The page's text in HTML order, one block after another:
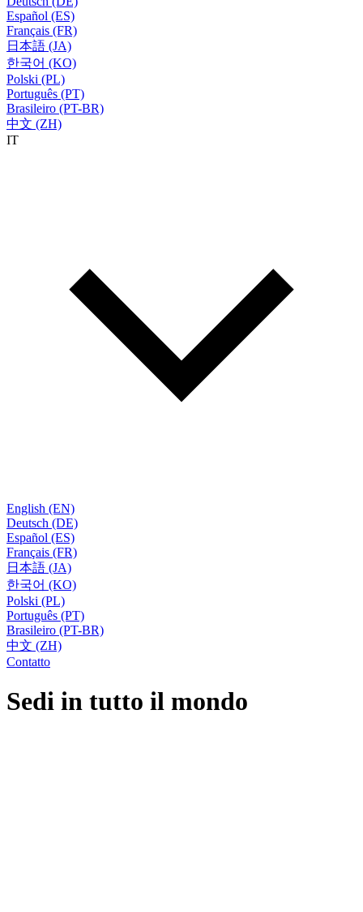
Español (ES)
Français (FR)
日本語 (JA)
한국어 (KO)
Polski (PL)
Português (PT)
Brasileiro (PT-BR)
中文 (ZH)
IT
English (EN)
Deutsch (DE)
Español (ES)
Français (FR)
日本語 (JA)
한국어 (KO)
Polski (PL)
Português (PT)
Brasileiro (PT-BR)
中文 (ZH)
Contatto
Sedi in tutto il mondo